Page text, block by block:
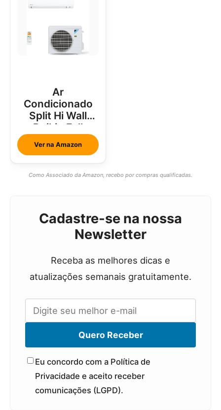
Ar
Condicionado
Split Hi Wall
Daikin Full
Inverter 18000
Btus
Ver na Amazon
Como Associado da Amazon, recebo por compras qualificadas.
Cadastre-se na nossa
Newsletter
Receba as melhores dicas e
atualizações semanais gratuitamente.
Quero Receber
Eu concordo com a Política de
Privacidade e aceito receber
comunicações (LGPD).